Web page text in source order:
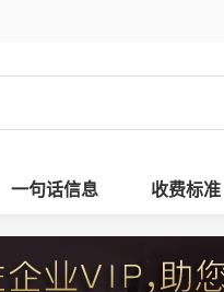
一句话信息 收费标准